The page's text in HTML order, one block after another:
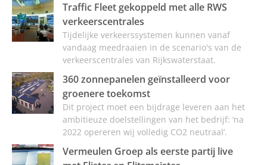
Traffic Fleet gekoppeld met alle RWS
verkeerscentrales
Tijdelijke verkeerssystemen kunnen vanaf
vandaag meedraaien in de scenario's van de
verkeerscentrales van Rijkswaterstaat.
360 zonnepanelen geïnstalleerd voor
groenere toekomst
Dit project moet een bijdrage leveren aan het
ambitieuze doelstellingen van het bedrijf: ‘na
2022 opereren wij volledig CO2 neutraal’.
Vermeulen Groep als eerste partij live